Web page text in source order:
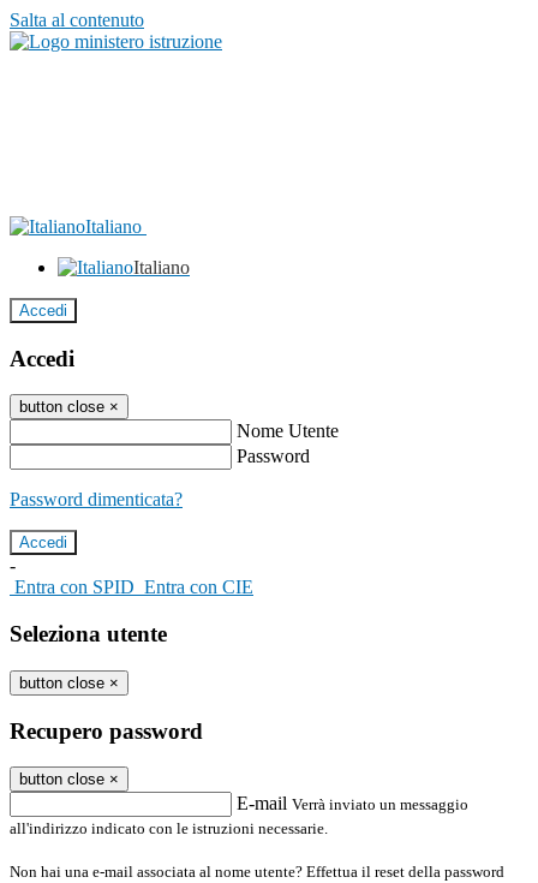
Salta al contenuto
Italiano
Italiano
Accedi
Accedi
button close ×
Nome Utente
Password
Password dimenticata?
-
Entra con SPID Entra con CIE
Seleziona utente
button close ×
Recupero password
button close ×
E-mail Verrà inviato un messaggio
all'indirizzo indicato con le istruzioni necessarie.
Non hai una e-mail associata al nome utente? Effettua il reset della password